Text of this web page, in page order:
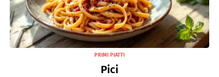
PRIMI PIATTI
Pici